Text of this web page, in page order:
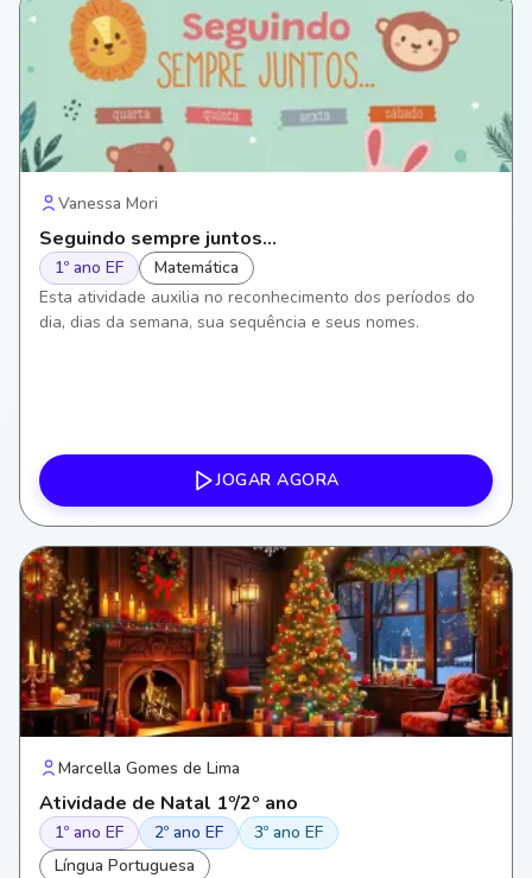
Vanessa Mori
Seguindo sempre juntos...
1º ano EF
Matemática
Esta atividade auxilia no reconhecimento dos períodos do
dia, dias da semana, sua sequência e seus nomes.
JOGAR AGORA
Marcella Gomes de Lima
Atividade de Natal 1º/2º ano
1º ano EF 2º ano EF
3º ano EF
Língua Portuguesa